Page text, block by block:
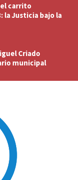
carrito
la Justicia bajo la
Criado
municipal